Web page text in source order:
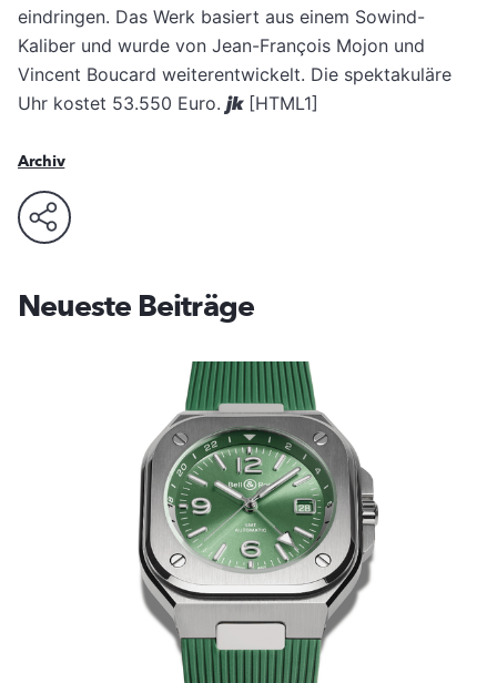
eindringen. Das Werk basiert aus einem Sowind-
Kaliber und wurde von Jean-François Mojon und
Vincent Boucard weiterentwickelt. Die spektakuläre
Uhr kostet 53.550 Euro. jk[HTML1]
Archiv
Neueste Beiträge